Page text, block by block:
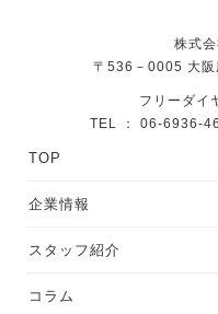
株式
〒536－0005 大
フリーダイ
TEL ： 06-6936-
TOP
企業情報
スタッフ紹介
コラム